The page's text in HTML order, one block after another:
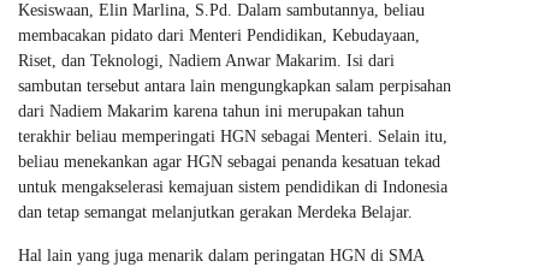
Kesiswaan, Elin Marlina, S.Pd. Dalam sambutannya, beliau
membacakan pidato dari Menteri Pendidikan, Kebudayaan,
Riset, dan Teknologi, Nadiem Anwar Makarim. Isi dari
sambutan tersebut antara lain mengungkapkan salam perpisahan
dari Nadiem Makarim karena tahun ini merupakan tahun
terakhir beliau memperingati HGN sebagai Menteri. Selain itu,
beliau menekankan agar HGN sebagai penanda kesatuan tekad
untuk mengakselerasi kemajuan sistem pendidikan di Indonesia
dan tetap semangat melanjutkan gerakan Merdeka Belajar.
Hal lain yang juga menarik dalam peringatan HGN di SMA